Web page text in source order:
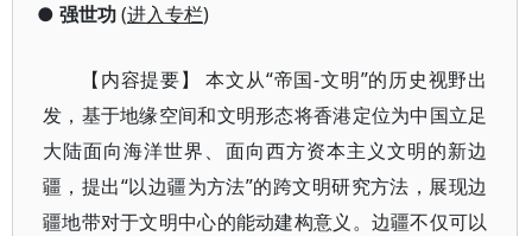
● 强世功(进入专栏)
【内容提要】 本文从“帝国-文明”的历史视野出
发，基于地缘空间和文明形态将香港定位为中国立足
大陆面向海洋世界、面向西方资本主义文明的新边
疆，提出“以边疆为方法”的跨文明研究方法，展现边
疆地带对于文明中心的能动建构意义。边疆不仅可以